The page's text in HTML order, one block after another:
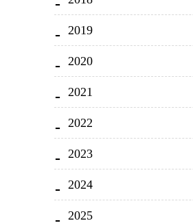
2019
2020
2021
2022
2023
2024
2025